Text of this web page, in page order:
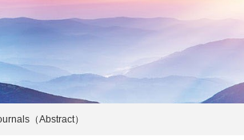
（Abstract）